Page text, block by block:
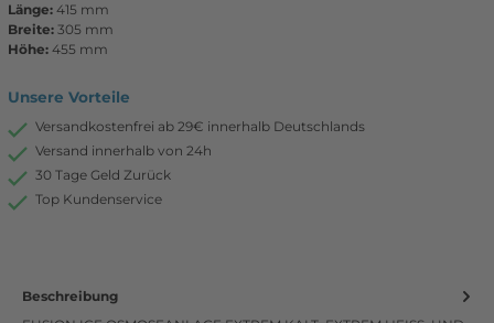
Länge: 415 mm
Breite: 305 mm
Höhe: 455 mm
Unsere Vorteile
Versandkostenfrei ab 29€ innerhalb Deutschlands
Versand innerhalb von 24h
30 Tage Geld Zurück
Top Kundenservice
Beschreibung